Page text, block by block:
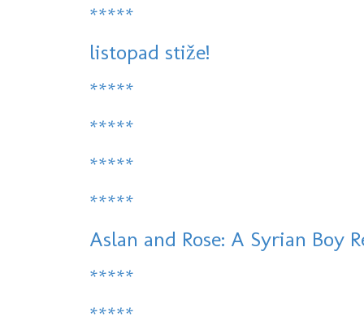
*****
listopad stiže!
*****
*****
*****
*****
Aslan and Rose: A Syrian Boy
*****
*****